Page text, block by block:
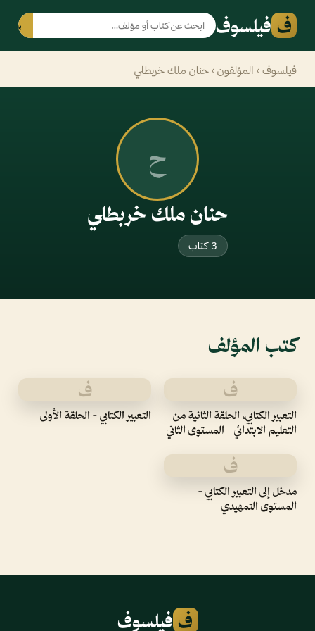
ف فيلسوف بحث
فيلسوف › المؤلفون › حنان ملك خربطلي
ح
حنان ملك خربطلي
3 كتاب
كتب المؤلف
ف
التعبير الكتابي، الحلقة الثانية من
التعليم الابتدائي - المستوى الثاني
ف
التعبير الكتابي - الحلقة الأولى
ف
مدخل إلى التعبير الكتابي -
المستوى التمهيدي
ف فيلسوف